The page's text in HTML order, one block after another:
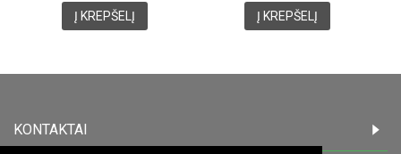
Į KREPŠELĮ Į KREPŠELĮ
KONTAKTAI